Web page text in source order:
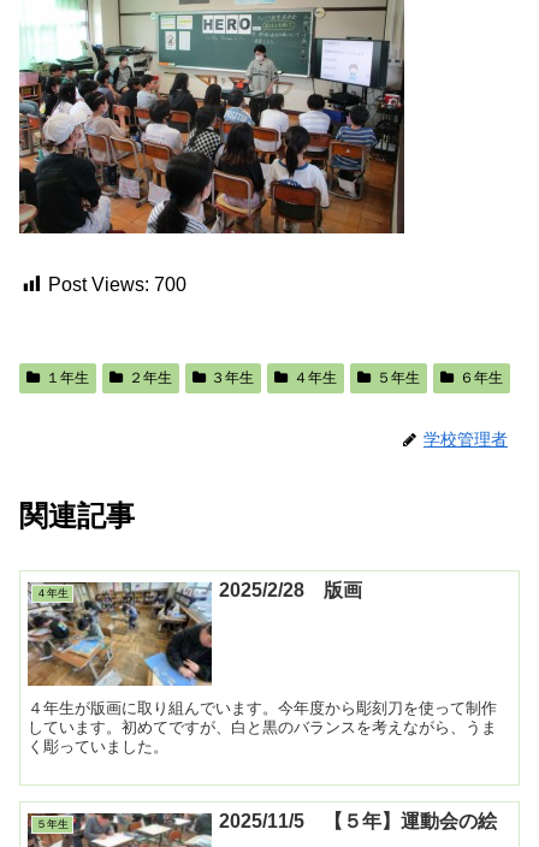
Post Views: 700
１年生 ２年生 ３年生 ４年生 ５年生 ６年生
学校管理者
関連記事
４年生 2025/2/28 版画
４年生が版画に取り組んでいます。今年度から彫刻刀を使って制作
しています。初めてですが、白と黒のバランスを考えながら、うま
く彫っていました。
５年生 2025/11/5 【５年】運動会の絵